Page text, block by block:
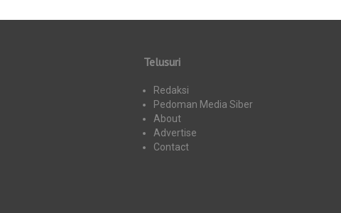
Telusuri
Redaksi
Pedoman Media Siber
About
Advertise
Contact